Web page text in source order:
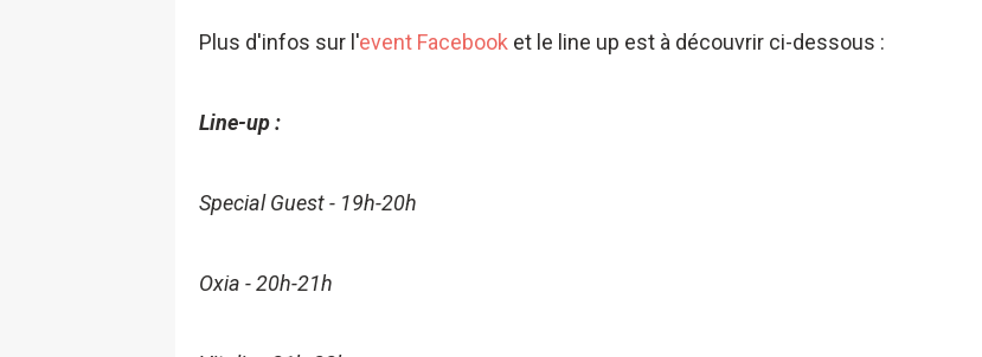
Plus d'infos sur l'event Facebook et le line up est à découvrir ci-dessous :
Line-up :
Special Guest - 19h-20h
Oxia - 20h-21h